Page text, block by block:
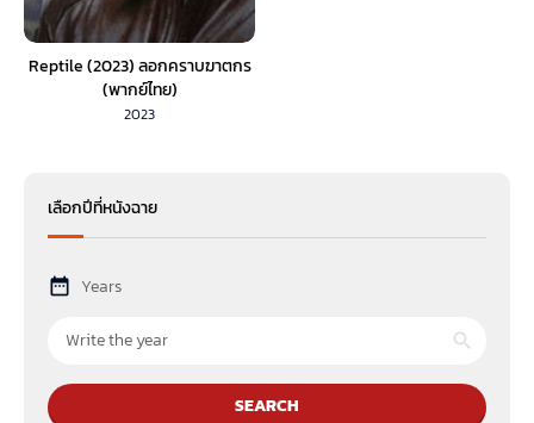
Reptile (2023) ลอกคราบฆาตกร
(พากย์ไทย)
2023
เลือกปีที่หนังฉาย
Years
SEARCH